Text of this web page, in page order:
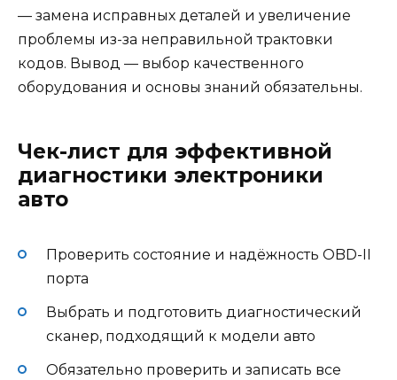
— замена исправных деталей и увеличение
проблемы из-за неправильной трактовки
кодов. Вывод — выбор качественного
оборудования и основы знаний обязательны.
Чек-лист для эффективной
диагностики электроники
авто
Проверить состояние и надёжность OBD-II
порта
Выбрать и подготовить диагностический
сканер, подходящий к модели авто
Обязательно проверить и записать все